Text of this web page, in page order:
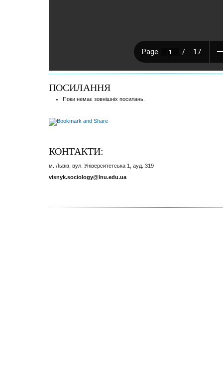
ПОСИЛАННЯ
Поки немає зовнішніх посилань.
КОНТАКТИ:
м. Львів, вул. Університетська 1, ауд. 319
visnyk.sociology@lnu.edu.ua